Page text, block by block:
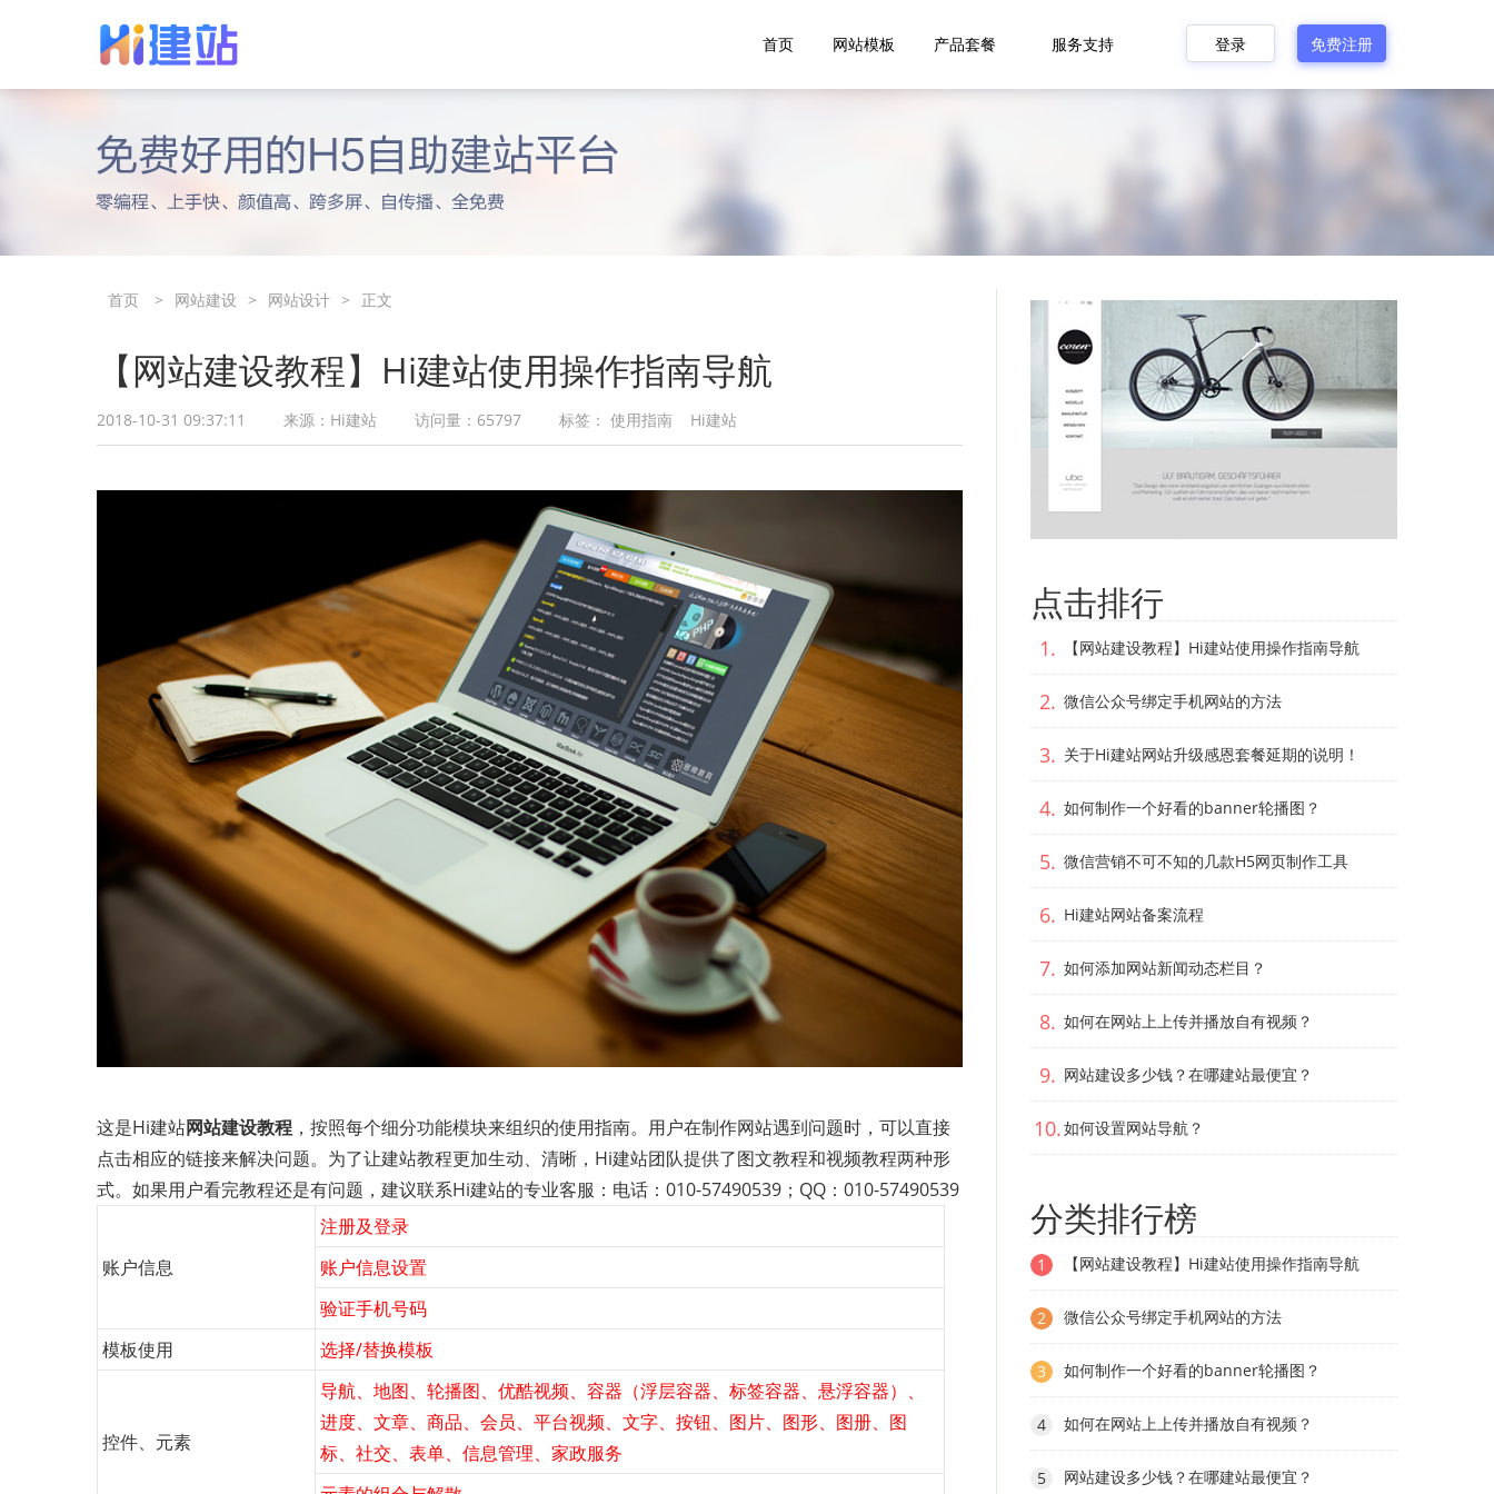
首页 网站模板 产品套餐
轻服务建站 热卖 买2年赠1年
专属服务经理为您定制模板网站
网站定制设计
专属设计师，定制设计网站，与众不同，
用户案例
企业建站信赖推荐
使用指南
视频教学、上手更简单
服务支持 免费注册
登录
首页 > 网站建设 > 网站设计 > 正文
【网站建设教程】Hi建站使用操作指南导航
2018-10-31 09:37:11 来源： Hi建站 访问量： 65797 标签： 使用指南 Hi建站
这是Hi建站网站建设教程 ，按照每个细分功能模块来组织的使用指南。用户在制作网站遇到问题时，可以直接
点击相应的链接来解决问题。为了让建站教程更加生动、清晰，Hi建站团队提供了图文教程和视频教程两种形
式。如果用户看完教程还是有问题，建议联系Hi建站的专业客服：电话：010-57490539；QQ：010-57490539
账户信息
注册及登录
账户信息设置
验证手机号码
模板使用
选择/替换模板
控件、元素
导航、 地图、 轮播图、 优酷视频、容器（浮层容器、 标签容器、 悬浮容器）、
进度、 文章、 商品、 会员、 平台视频、 文字、 按钮、 图片、 图形、 图册、 图
标、 社交、 表单、 信息管理、 家政服务
点击排行
1. 【网站建设教程】Hi建站使用操作指南导航
2. 微信公众号绑定手机网站的方法
3. 关于Hi建站网站升级感恩套餐延期的说明！
4. 如何制作一个好看的banner轮播图？
5. 微信营销不可不知的几款H5网页制作工具
6. Hi建站网站备案流程
7. 如何添加网站新闻动态栏目？
8. 如何在网站上上传并播放自有视频？
9. 网站建设多少钱？在哪建站最便宜？
10.如何设置网站导航？
分类排行榜
1 【网站建设教程】Hi建站使用操作指南导航
2 微信公众号绑定手机网站的方法
3 如何制作一个好看的banner轮播图？
4 如何在网站上上传并播放自有视频？
5 网站建设多少钱？在哪建站最便宜？